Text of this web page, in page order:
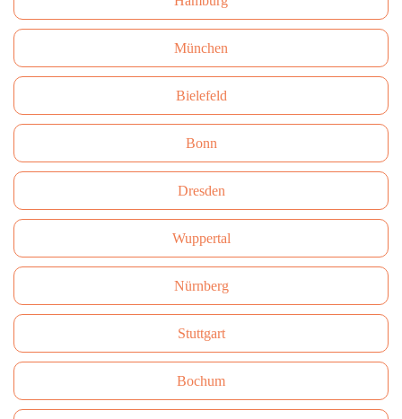
München
Bielefeld
Bonn
Dresden
Wuppertal
Nürnberg
Stuttgart
Bochum